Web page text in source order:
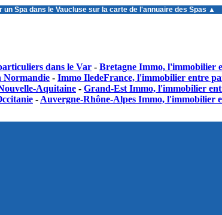
un Spa dans le Vauclusesur la carte de l'annuaire des Spas ▲
dans le Var - Bretagne Immo, l'immobilier
Normandie - Immo IledeFrance, l'immobilier entre
Aquitaine - Grand-Est Immo, l'immobilier
- Auvergne-Rhône-Alpes Immo, l'immobilier